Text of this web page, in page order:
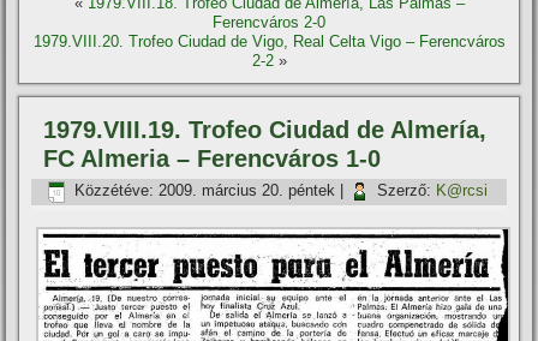
Ferencváros 2-0
1979.VIII.20. Trofeo Ciudad de Vigo, Real Celta Vigo – Ferencváros
2-2»
1979.VIII.19. Trofeo Ciudad de Almerí­a,
FC Almeria – Ferencváros 1-0
Közzétéve: 2009. március 20. péntek Szerző: K@rcsi